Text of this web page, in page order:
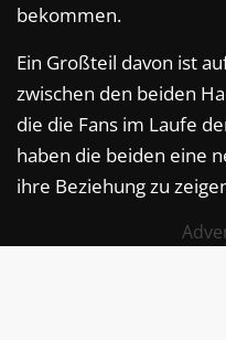
bekommen.
Ein Großteil davon ist
zwischen den beiden
die die Fans im Laufe
haben die beiden eine
ihre Beziehung zu